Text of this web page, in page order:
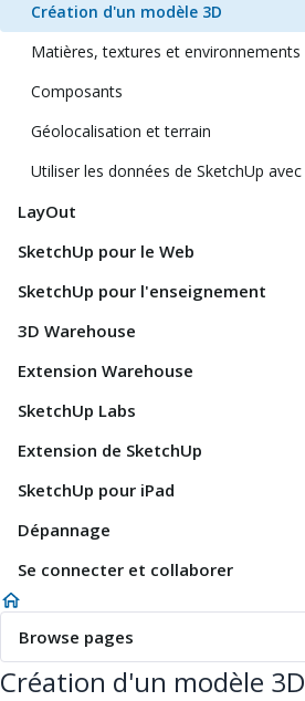
Création d'un modèle 3D
Matières, textures et environnements
Composants
Géolocalisation et terrain
LayOut
SketchUp pour le Web
SketchUp pour l'enseignement
3D Warehouse
Extension Warehouse
SketchUp Labs
Extension de SketchUp
SketchUp pour iPad
Dépannage
Se connecter et collaborer
Browse pages
Création d'un modèle 3D